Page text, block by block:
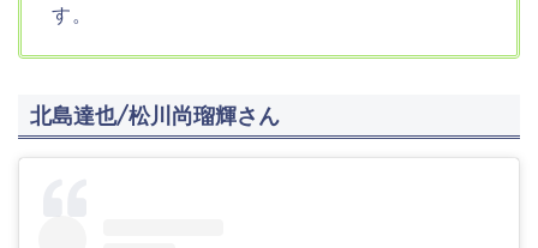
す。
北島達也/松川尚瑠輝さん